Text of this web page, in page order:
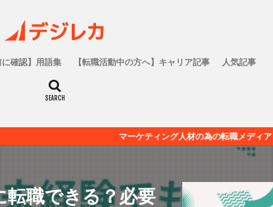
に確認】用語集 【転職活動中の方へ】キャリア記事 人気記事
マーケティング人材の為の転職メディア（無料相談実施中）
職できる？必要